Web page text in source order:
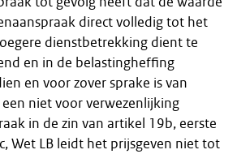
direct volledig tot het
dienstbetrekking dient te
en in de belastingheffing
en voor zover sprake is van
niet voor verwezenlijking
in de zin van artikel 19b, eerste
Wet LB leidt het prijsgeven niet tot